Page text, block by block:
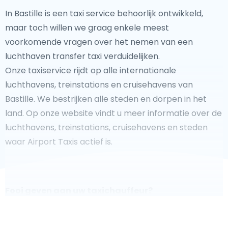
In Bastille is een taxi service behoorlijk ontwikkeld,
maar toch willen we graag enkele meest
voorkomende vragen over het nemen van een
luchthaven transfer taxi verduidelijken.
Onze taxiservice rijdt op alle internationale
luchthavens, treinstations en cruisehavens van
Bastille. We bestrijken alle steden en dorpen in het
land. Op onze website vindt u meer informatie over de
luchthavens, treinstations, cruisehavens en steden
waar Airport Taxis actief is.